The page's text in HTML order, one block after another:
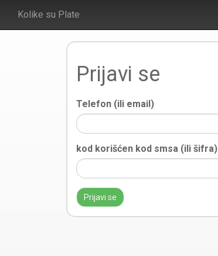
Kolike su Plate
Prijavi se
Telefon (ili email)
kod korišćen kod smsa (ili šifra)
Prijavi se